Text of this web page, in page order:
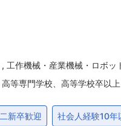
, 工作機械・産業機械・ロボッ
等専門学校、高等学校卒以上
新卒歓迎 社会人経験10年